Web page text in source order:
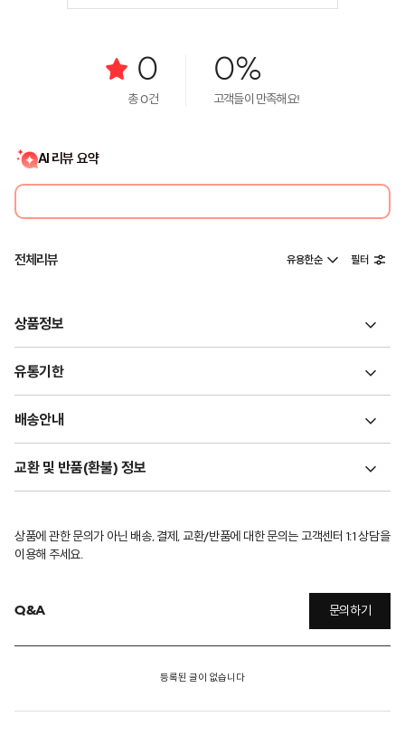
0
총0건
0%
고객들이 만족해요!
AI 리뷰 요약
전체리뷰 유용한순 필터
상품정보
유통기한
배송안내
교환 및 반품(환불) 정보
상품에 관한 문의가 아닌 배송, 결제, 교환/반품에 대한 문의는 고객센터 1:1 상담을
이용해 주세요.
Q&A 문의하기
등록된 글이 없습니다